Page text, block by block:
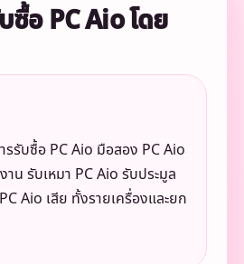
ซื้อ PC Aio โดย
รับซื้อ PC Aio มือสอง PC Aio
าน รับเหมา PC Aio รับประมูล
Aio เสีย ทั้งรายเครื่องและยก